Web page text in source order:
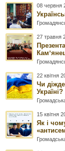
08 червня
27 травня
22 квітня
Чи
Україні?
15 квітня
Як і